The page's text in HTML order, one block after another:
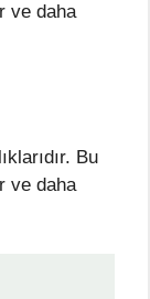
ve daha
Bu
ve daha